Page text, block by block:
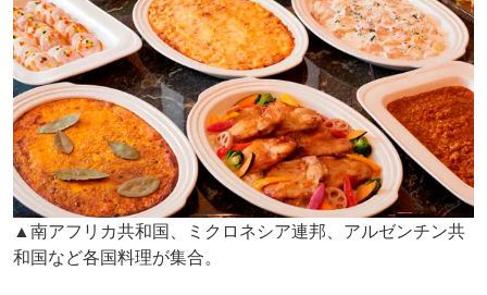
▲南アフリカ共和国、ミクロネシア連邦、アルゼンチン共
和国など各国料理が集合。